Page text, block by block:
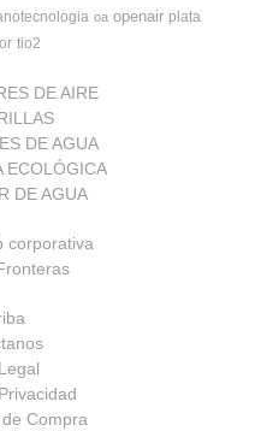
oa openair plata
tio2
DE AIRE
DE AGUA
ECOLÓGICA
DE AGUA
corporativa
Compra